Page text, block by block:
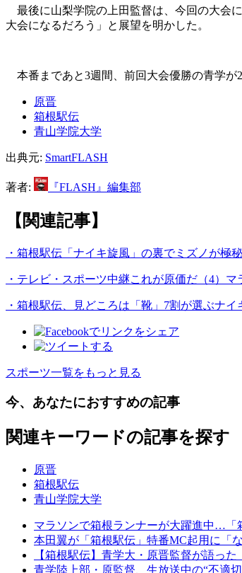
最後に山梨学院の上田監督は、今回の大会
大会になるだろう」と展望を明かした。
本番まであと3週間、前回大会優勝の青学が
原晋
箱根駅伝
青山学院大学
出典元: SmartFLASH
著者: 『FLASH』編集部
【関連記事】
・箱根駅伝「ナイキ旋風」の裏でミズノが極
・テレビ・スポーツ中継これが原価だ（4）
・箱根駅伝、見どころは「靴」7割が選ぶナイ
スポーツ一覧をもっと見る
今、あなたにおすすめの記事
関連キーワードの記事を探す
原晋
箱根駅伝
青山学院大学
マラソンで箱根ランナーが大躍進中…「
本田翼が「箱根駅伝」特番MC起用に「
【箱根駅伝】青学大・原晋監督が語っ
青学陸上部・原監督、生放送中の“不適